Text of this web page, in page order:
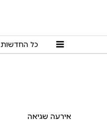
כל החדשות
אירעה שגיאה